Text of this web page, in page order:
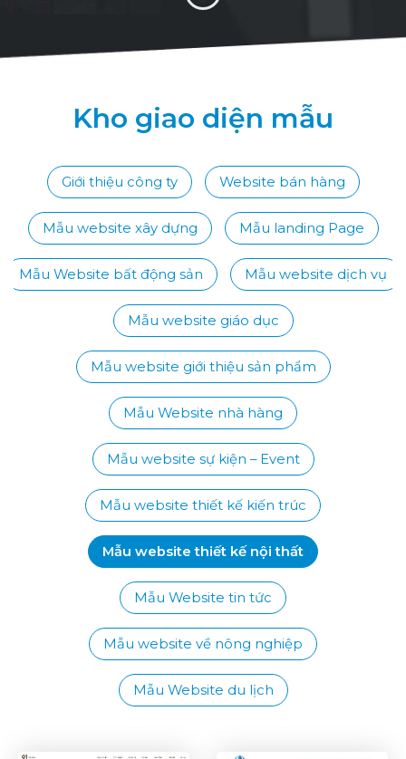
Kho giao diện mẫu
Giới thiệu công ty Website bán hàng
Mẫu website xây dựng Mẫu landing Page
Mẫu Website bất động sản Mẫu website dịch vụ
Mẫu website giáo dục
Mẫu website giới thiệu sản phẩm
Mẫu Website nhà hàng
Mẫu website sự kiện – Event
Mẫu website thiết kế kiến trúc
Mẫu website thiết kế nội thất
Mẫu Website tin tức
Mẫu website về nông nghiệp
Mẫu Website du lịch